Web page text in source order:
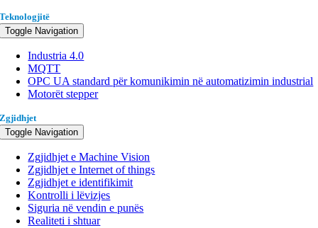
Teknologjitë
Toggle Navigation
Industria 4.0
MQTT
OPC UA standard për komunikimin në automatizimin industrial
Motorët stepper
Zgjidhjet
Toggle Navigation
Zgjidhjet e Machine Vision
Zgjidhjet e Internet of things
Zgjidhjet e identifikimit
Kontrolli i lëvizjes
Siguria në vendin e punës
Realiteti i shtuar